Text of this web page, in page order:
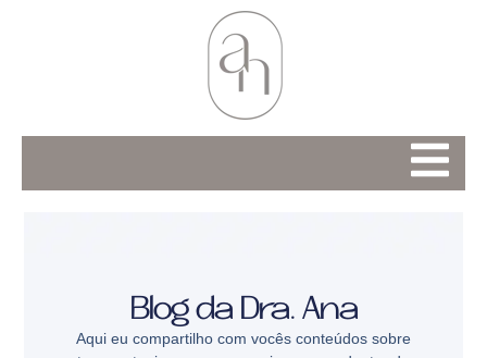
Blog da Dra. Ana
Aqui eu compartilho com vocês conteúdos sobre